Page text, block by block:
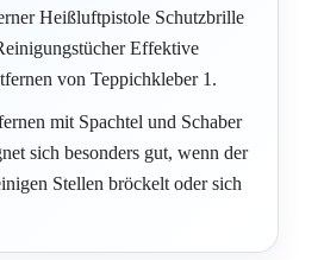
Heißluftpistole Schutzbrille
Effektive
von Teppichkleber 1.
mit Spachtel und Schaber
sich besonders gut, wenn der
Stellen bröckelt oder sich